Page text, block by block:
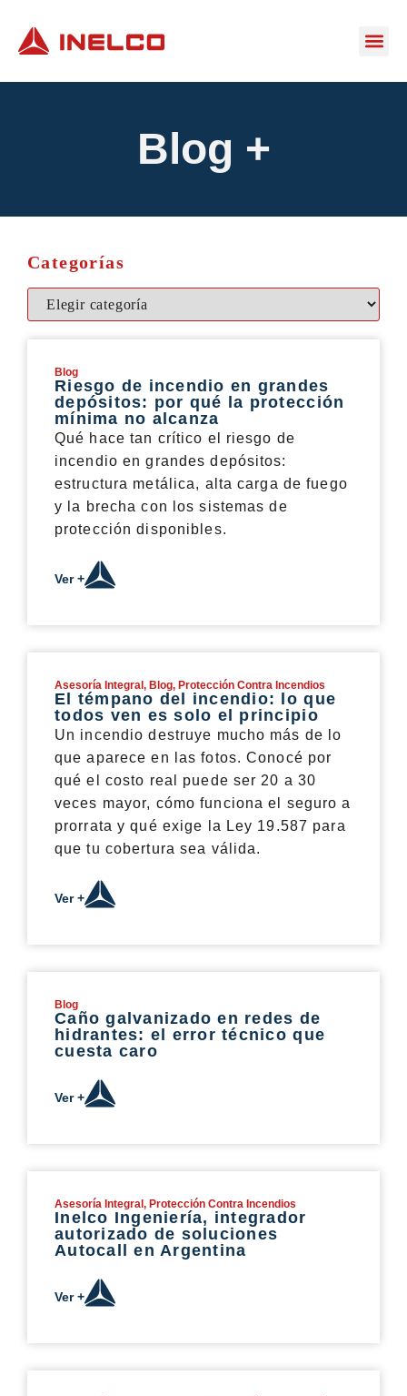
Blog +
Blog
Riesgo de incendio en grandes
depósitos: por qué la protección
mínima no alcanza
Qué hace tan crítico el riesgo de
incendio en grandes depósitos:
estructura metálica, alta carga de fuego
y la brecha con los sistemas de
protección disponibles.
Ver +
Asesoría Integral , Blog, Protección Contra Incendios
El témpano del incendio: lo que
todos ven es solo el principio
Un incendio destruye mucho más de lo
que aparece en las fotos. Conocé por
qué el costo real puede ser 20 a 30
veces mayor, cómo funciona el seguro a
prorrata y qué exige la Ley 19.587 para
que tu cobertura sea válida.
Ver +
Blog
Caño galvanizado en redes de
hidrantes: el error técnico que
cuesta caro
Ver +
Asesoría Integral , Protección Contra Incendios
Inelco Ingeniería, integrador
autorizado de soluciones
Autocall en Argentina
Ver +
Categorías